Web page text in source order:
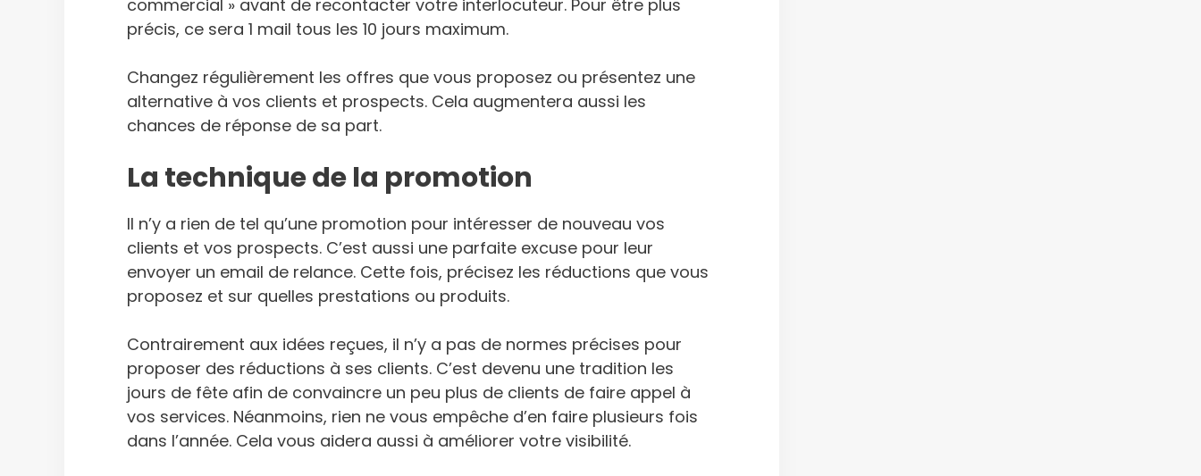
commercial » avant de recontacter votre interlocuteur. Pour être plus
précis, ce sera 1 mail tous les 10 jours maximum.
Changez régulièrement les offres que vous proposez ou présentez une
alternative à vos clients et prospects. Cela augmentera aussi les
chances de réponse de sa part.
La technique de la promotion
Il n’y a rien de tel qu’une promotion pour intéresser de nouveau vos
clients et vos prospects. C’est aussi une parfaite excuse pour leur
envoyer un email de relance. Cette fois, précisez les réductions que vous
proposez et sur quelles prestations ou produits.
Contrairement aux idées reçues, il n’y a pas de normes précises pour
proposer des réductions à ses clients. C’est devenu une tradition les
jours de fête afin de convaincre un peu plus de clients de faire appel à
vos services. Néanmoins, rien ne vous empêche d’en faire plusieurs fois
dans l’année. Cela vous aidera aussi à améliorer votre visibilité.